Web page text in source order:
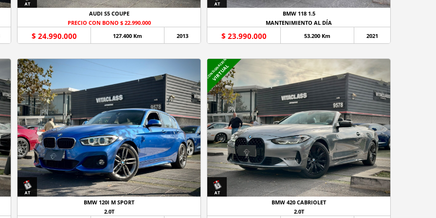
AUDI S5 COUPE
PRECIO CON BONO $ 22.990.000
$ 24.990.000 127.400 Km 2013
BMW 118 1.5
MANTENIMIENTO AL DÍA
$ 23.990.000 53.200 Km 2021
BMW 120I M SPORT
2.0T
CONSIGNACION
VIRTUAL
BMW 420 CABRIOLET
2.0T